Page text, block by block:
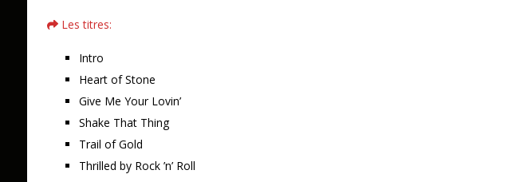
Les titres:
Intro
Heart of Stone
Give Me Your Lovin’
Shake That Thing
Trail of Gold
Thrilled by Rock ’n’ Roll